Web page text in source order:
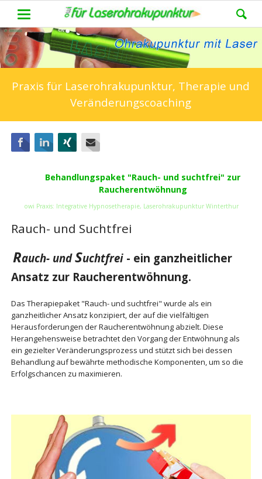
Praxis für Laserohrakupunktur, Therapie und
Veränderungscoaching
FacebookLinkedIn Xing
Behandlungspaket "Rauch- und suchtfrei" zur
Raucherentwöhnung
owi Praxis: Integrative Hypnosetherapie, Laserohrakupunktur Winterthur
Rauch- und Suchtfrei
Rauch- undSuchtfrei - ein ganzheitlicher
Ansatz zur Raucherentwöhnung.
Das Therapiepaket "Rauch- und suchtfrei" wurde als ein
ganzheitlicher Ansatz konzipiert, der auf die vielfältigen
Herausforderungen der Raucherentwöhnung abzielt. Diese
Herangehensweise betrachtet den Vorgang der Entwöhnung als
ein gezielter Veränderungsprozess und stützt sich bei dessen
Behandlung auf bewährte methodische Komponenten, um so die
Erfolgschancen zu maximieren.